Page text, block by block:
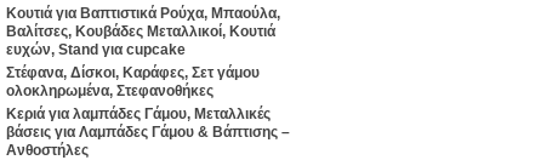
Κουτιά για Βαπτιστικά Ρούχα, Μπαούλα,
Βαλίτσες, Κουβάδες Μεταλλικοί, Κουτιά
ευχών, Stand για cupcake
Στέφανα, Δίσκοι, Καράφες, Σετ γάμου
ολοκληρωμένα, Στεφανοθήκες
Κεριά για λαμπάδες Γάμου, Μεταλλικές
βάσεις για Λαμπάδες Γάμου & Βάπτισης –
Ανθοστήλες